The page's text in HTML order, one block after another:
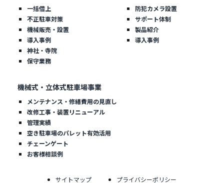
一括借上
不正駐車対策
機械販売・設置
導入事例
神社・寺院
保守業務
防犯カメラ設置
サポート体制
製品紹介
導入事例
機械式・立体式駐車場事業
メンテナンス・修繕費用の見直し
改修工事・装置リニューアル
管理実績
空き駐車場のパレット有効活用
チェーンゲート
お客様相談例
サイトマップ プライバシーポリシー